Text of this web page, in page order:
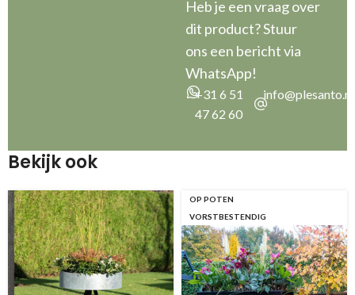
Heb je een vraag over
dit product? Stuur
ons een bericht via
WhatsApp!
+31 6 51
47 62 60
info@plesanto.nl
Bekijk ook
OP POTEN
VORSTBESTENDIG